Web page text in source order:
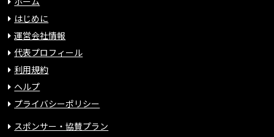
はじめに
運営会社情報
代表プロフィール
利用規約
ヘルプ
プライバシーポリシー
スポンサー・協賛プラン